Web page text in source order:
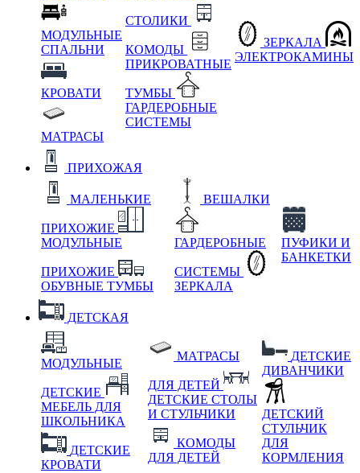
МОДУЛЬНЫЕ
СПАЛЬНИ
КРОВАТИ
МАТРАСЫ
СТОЛИКИ
КОМОДЫ
ПРИКРОВАТНЫЕ
ТУМБЫ
ГАРДЕРОБНЫЕ
СИСТЕМЫ
ЗЕРКАЛА
ЭЛЕКТРОКАМИНЫ
ПРИХОЖАЯ
МАЛЕНЬКИЕ
ПРИХОЖИЕ
МОДУЛЬНЫЕ
ПРИХОЖИЕ
ОБУВНЫЕ ТУМБЫ
ВЕШАЛКИ
ГАРДЕРОБНЫЕ
СИСТЕМЫ
ЗЕРКАЛА
ПУФИКИ И
БАНКЕТКИ
ДЕТСКАЯ
МОДУЛЬНЫЕ
ДЕТСКИЕ
МЕБЕЛЬ ДЛЯ
ШКОЛЬНИКА
ДЕТСКИЕ
КРОВАТИ
МАТРАСЫ
ДЛЯ ДЕТЕЙ
ДЕТСКИЕ СТОЛЫ
И СТУЛЬЧИКИ
КОМОДЫ
ДЛЯ ДЕТЕЙ
ДЕТСКИЕ
ДИВАНЧИКИ
ДЕТСКИЙ
СТУЛЬЧИК
ДЛЯ
КОРМЛЕНИЯ